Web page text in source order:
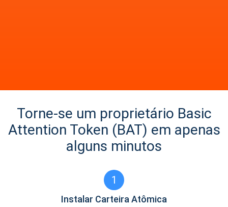
Torne-se um proprietário Basic
Attention Token (BAT) em apenas
alguns minutos
1
Instalar Carteira Atômica